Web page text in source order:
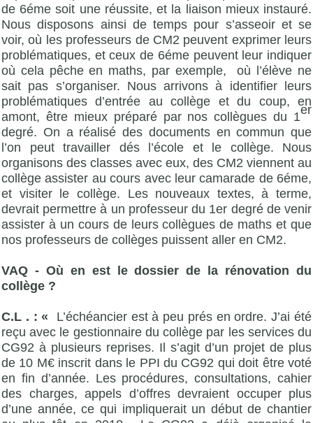
de 6éme soit une réussite, et la liaison mieux instauré.
Nous disposons ainsi de temps pour s’asseoir et se
voir, où les professeurs de CM2 peuvent exprimer leurs
problématiques, et ceux de 6éme peuvent leur indiquer
où cela pêche en maths, par exemple, où l’élève ne
sait pas s’organiser. Nous arrivons à identifier leurs
problématiques d’entrée au collège et du coup, en
amont, être mieux préparé par nos collègues du 1er
degré. On a réalisé des documents en commun que
l’on peut travailler dés l’école et le collège. Nous
organisons des classes avec eux, des CM2 viennent au
collège assister au cours avec leur camarade de 6éme,
et visiter le collège. Les nouveaux textes, à terme,
devrait permettre à un professeur du 1er degré de venir
assister à un cours de leurs collègues de maths et que
nos professeurs de collèges puissent aller en CM2.
VAQ - Où en est le dossier de la rénovation du
collège ?
C.L . : « L’échéancier est à peu prés en ordre. J’ai été
reçu avec le gestionnaire du collège par les services du
CG92 à plusieurs reprises. Il s’agit d’un projet de plus
de 10 M€ inscrit dans le PPI du CG92 qui doit être voté
en fin d’année. Les procédures, consultations, cahier
des charges, appels d’offres devraient occuper plus
d’une année, ce qui impliquerait un début de chantier